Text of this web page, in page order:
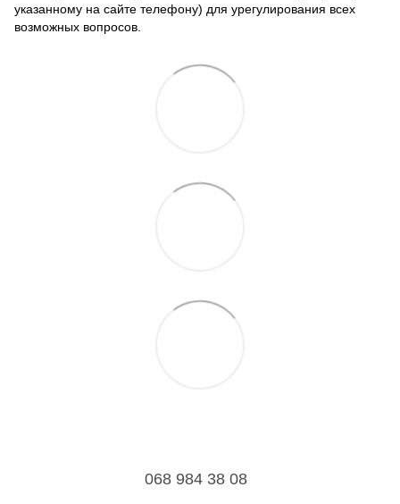
указанному на сайте телефону) для урегулирования всех
возможных вопросов.
068 984 38 08